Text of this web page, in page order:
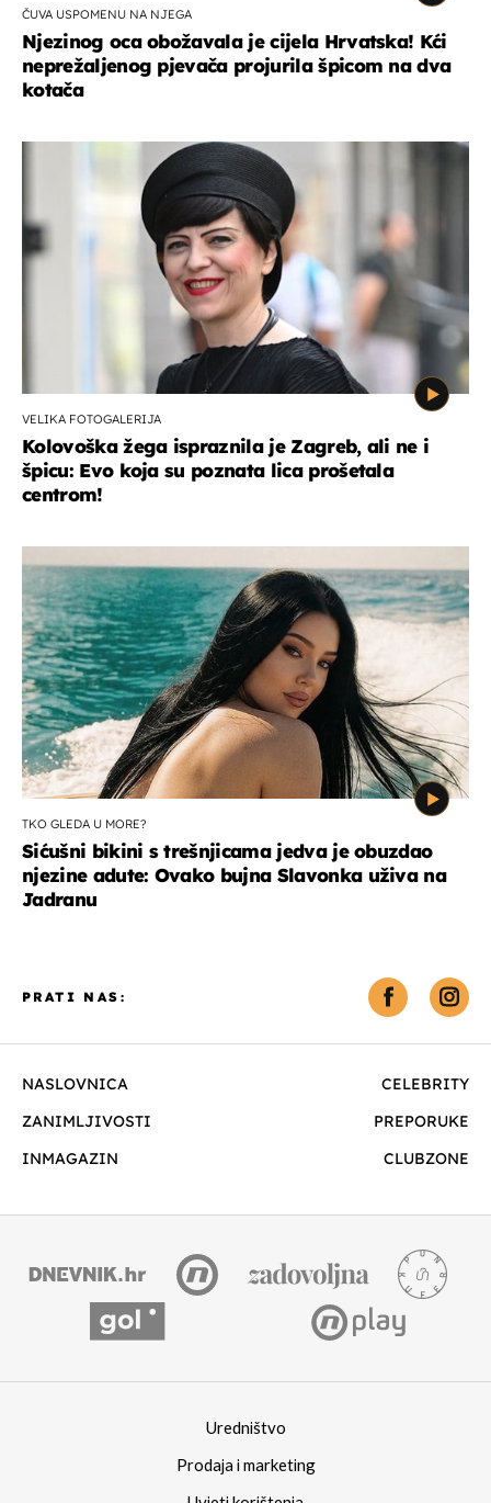
ČUVA USPOMENU NA NJEGA
Njezinog oca obožavala je cijela Hrvatska! Kći
neprežaljenog pjevača projurila špicom na dva
kotača
VELIKA FOTOGALERIJA
Kolovoška žega ispraznila je Zagreb, ali ne i
špicu: Evo koja su poznata lica prošetala
centrom!
TKO GLEDA U MORE?
Sićušni bikini s trešnjicama jedva je obuzdao
njezine adute: Ovako bujna Slavonka uživa na
Jadranu
NASLOVNICA
CELEBRITY
ZANIMLJIVOSTI
PREPORUKE
INMAGAZIN
CLUBZONE
PRATI NAS:
Uredništvo
Prodaja i marketing